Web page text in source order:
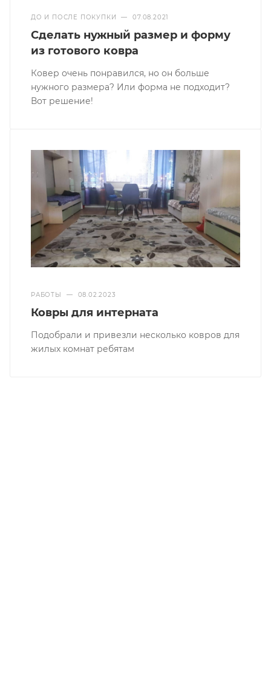
ДО И ПОСЛЕ ПОКУПКИ — 07.08.2021
Сделать нужный размер и форму
из готового ковра
Ковер очень понравился, но он больше
нужного размера? Или форма не подходит?
Вот решение!
РАБОТЫ — 08.02.2023
Ковры для интерната
Подобрали и привезли несколько ковров для
жилых комнат ребятам